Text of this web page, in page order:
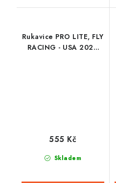
Rukavice PRO LITE, FLY
RACING - USA 2026
Skladem
555 Kč